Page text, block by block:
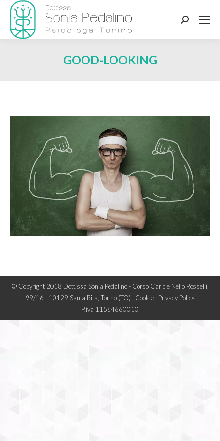
Search:
GOOD-LOOKING
© Copyright 2018 Dott.ssa Sonia Pedalino - Corso Carlo e Nello Rosselli,
99/16 - 10129 Santa Rita, Torino (TO) Cookie
Privacy Policy
P.iva 11584660010